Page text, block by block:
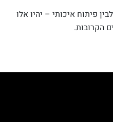
החברות שיידעו לשלב נכון בין AI לבין פיתוח איכותי – יהיו אלו
הקרובות.